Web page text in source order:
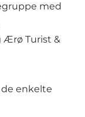
med
Ærø Turist &
enkelte